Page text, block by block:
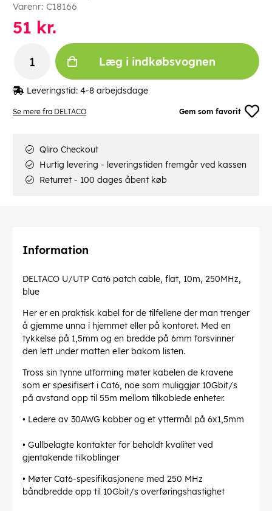
Se mere fra DELTACO Gem som favorit
Varenr: C18166
51 kr.
Læg i indkøbsvognen
Leveringstid: 4-8 arbejdsdage
Qliro Checkout
Hurtig levering - leveringstiden fremgår ved kassen
Returret - 100 dages åbent køb
Information
DELTACO U/UTP Cat6 patch cable, flat, 10m, 250MHz,
blue
Her er en praktisk kabel for de tilfellene der man trenger
å gjemme unna i hjemmet eller på kontoret. Med en
tykkelse på 1,5mm og en bredde på 6mm forsvinner
den lett under matten eller bakom listen.
Tross sin tynne utforming møter kabelen de kravene
som er spesifisert i Cat6, noe som muliggjør 10Gbit/s
på avstand opp til 55m mellom tilkoblede enheter.
• Ledere av 30AWG kobber og et yttermål på 6x1,5mm
• Gullbelagte kontakter for beholdt kvalitet ved
gjentakende tilkoblinger
• Møter Cat6-spesifikasjonene med 250 MHz
båndbredde opp til 10Gbit/s overføringshastighet